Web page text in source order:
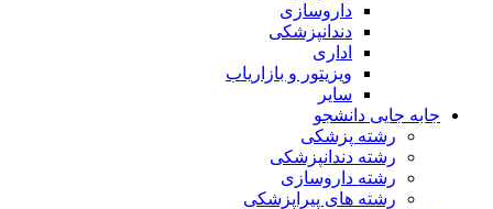
داروسازی
دندانپزشکی
اداری
ویزیتور و بازاریاب
سایر
جابه جایی دانشجو
رشته پزشکی
رشته دندانپزشکی
رشته داروسازی
رشته های پیراپزشکی